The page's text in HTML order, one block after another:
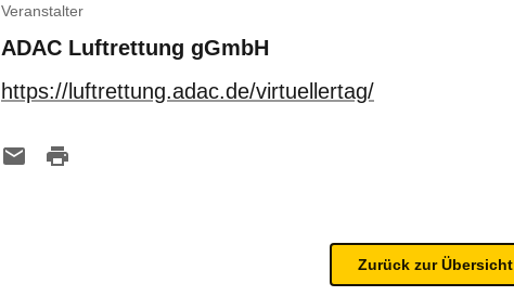
Veranstalter
ADAC Luftrettung gGmbH
https://luftrettung.adac.de/virtuellertag/
Zurück zur Übersicht